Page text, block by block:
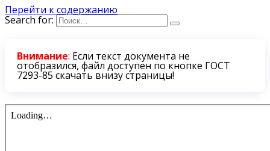
Перейти к содержанию
Search for:
Внимание: Если текст документа не
отобразился, файл доступен по кнопке ГОСТ
7293-85 скачать внизу страницы!